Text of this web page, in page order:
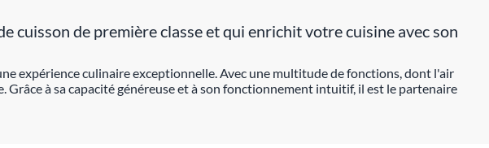
de première classe et qui enrichit votre cuisine avec son
expérience culinaire exceptionnelle. Avec une multitude de fonctions, dont l'air
à sa capacité généreuse et à son fonctionnement intuitif, il est le partenaire